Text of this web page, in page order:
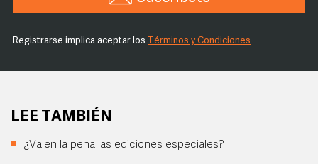
Registrarse implica aceptar los Términos y Condiciones
LEE TAMBIÉN
¿Valen la pena las ediciones especiales?